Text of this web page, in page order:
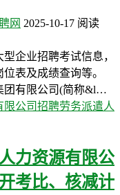
网 2025-10-17 阅读
企业招聘考试信息，
表及成绩查询等。
团有限公司(简称&l…
力资源有限公
考比、核减计